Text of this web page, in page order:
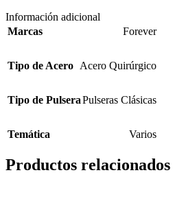
Información adicional
Marcas
Forever
Tipo de Acero Acero Quirúrgico
Tipo de PulseraPulseras Clásicas
Temática Varios
Productos relacionados